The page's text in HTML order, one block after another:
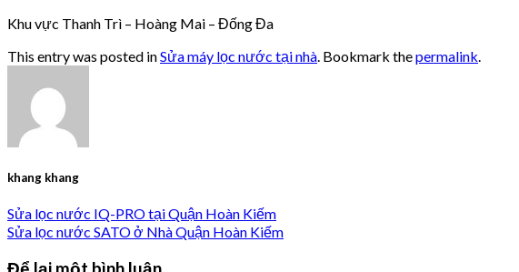
Khu vực Thanh Trì – Hoàng Mai – Đống Đa
This entry was posted inSửa máy lọc nước tại nhà . Bookmark thepermalink
khang khang
Sửa lọc nước IQ-PRO tại Quận Hoàn Kiếm
Sửa lọc nước SATO ở Nhà Quận Hoàn Kiếm